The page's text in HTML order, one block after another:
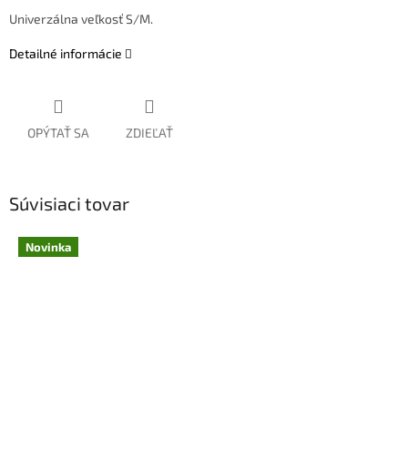
Univerzálna veľkosť S/M.
Detailné informácie
OPÝTAŤ SA ZDIEĽAŤ
Súvisiaci tovar
Novinka